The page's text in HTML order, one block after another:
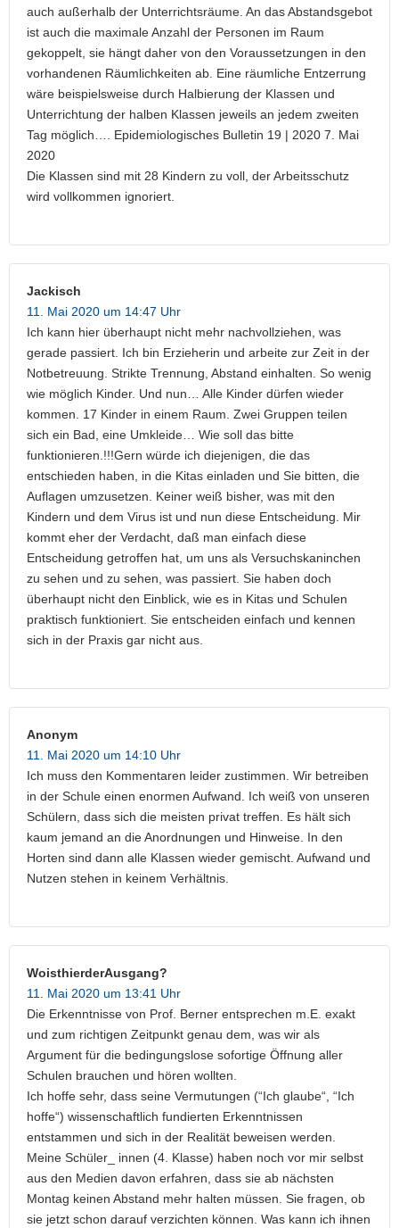
auch außerhalb der Unterrichtsräume. An das Abstandsgebot
ist auch die maximale Anzahl der Personen im Raum
gekoppelt, sie hängt daher von den Voraussetzungen in den
vorhandenen Räumlichkeiten ab. Eine räumliche Entzerrung
wäre beispielsweise durch Halbierung der Klassen und
Unterrichtung der halben Klassen jeweils an jedem zweiten
Tag möglich…. Epidemiologisches Bulletin 19 | 2020 7. Mai
2020
Die Klassen sind mit 28 Kindern zu voll, der Arbeitsschutz
wird vollkommen ignoriert.
Jackisch
11. Mai 2020 um 14:47 Uhr
Ich kann hier überhaupt nicht mehr nachvollziehen, was
gerade passiert. Ich bin Erzieherin und arbeite zur Zeit in der
Notbetreuung. Strikte Trennung, Abstand einhalten. So wenig
wie möglich Kinder. Und nun… Alle Kinder dürfen wieder
kommen. 17 Kinder in einem Raum. Zwei Gruppen teilen
sich ein Bad, eine Umkleide… Wie soll das bitte
funktionieren.!!!Gern würde ich diejenigen, die das
entschieden haben, in die Kitas einladen und Sie bitten, die
Auflagen umzusetzen. Keiner weiß bisher, was mit den
Kindern und dem Virus ist und nun diese Entscheidung. Mir
kommt eher der Verdacht, daß man einfach diese
Entscheidung getroffen hat, um uns als Versuchskaninchen
zu sehen und zu sehen, was passiert. Sie haben doch
überhaupt nicht den Einblick, wie es in Kitas und Schulen
praktisch funktioniert. Sie entscheiden einfach und kennen
sich in der Praxis gar nicht aus.
Anonym
11. Mai 2020 um 14:10 Uhr
Ich muss den Kommentaren leider zustimmen. Wir betreiben
in der Schule einen enormen Aufwand. Ich weiß von unseren
Schülern, dass sich die meisten privat treffen. Es hält sich
kaum jemand an die Anordnungen und Hinweise. In den
Horten sind dann alle Klassen wieder gemischt. Aufwand und
Nutzen stehen in keinem Verhältnis.
WoisthierderAusgang?
11. Mai 2020 um 13:41 Uhr
Die Erkenntnisse von Prof. Berner entsprechen m.E. exakt
und zum richtigen Zeitpunkt genau dem, was wir als
Argument für die bedingungslose sofortige Öffnung aller
Schulen brauchen und hören wollten.
Ich hoffe sehr, dass seine Vermutungen (“Ich glaube“, “Ich
hoffe“) wissenschaftlich fundierten Erkenntnissen
entstammen und sich in der Realität beweisen werden.
Meine Schüler_ innen (4. Klasse) haben noch vor mir selbst
aus den Medien davon erfahren, dass sie ab nächsten
Montag keinen Abstand mehr halten müssen. Sie fragen, ob
sie jetzt schon darauf verzichten können. Was kann ich ihnen